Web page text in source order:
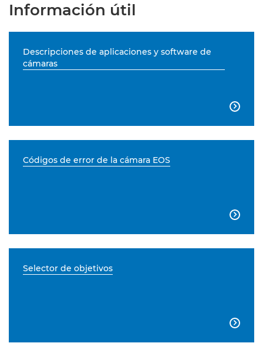
Información útil
Descripciones de aplicaciones y software de
cámaras

Códigos de error de la cámara EOS

Selector de objetivos
